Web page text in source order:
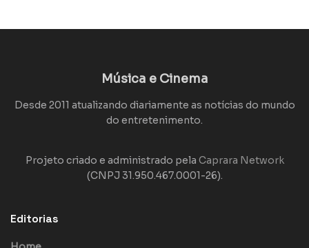
Música e Cinema
Desde 2011 atualizando diariamente as notícias do mundo
do entretenimento.
Projeto criado e administrado pela Caprara Network
(CNPJ 31.950.467.0001-26).
Editorias